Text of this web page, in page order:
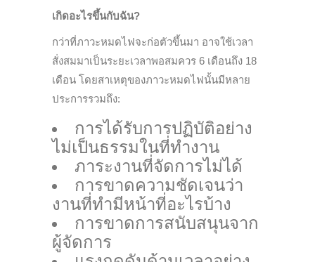
เกิดอะไรขึ้นกับฉัน?
กว่าที่ภาวะหมดไฟจะก่อตัวขึ้นมา อาจใช้เวลา
สั่งสมมาเป็นระยะเวลาพอสมควร 6 เดือนถึง 18
เดือน โดยสาเหตุของภาวะหมดไฟนั้นมีหลาย
ประการรวมถึง:
การได้รับการปฏิบัติอย่าง
ไม่เป็นธรรมในที่ทำงาน
ภาระงานที่จัดการไม่ได้
การขาดความชัดเจนว่า
งานที่ทำมีหน้าที่อะไรบ้าง
การขาดการสนับสนุนจาก
ผู้จัดการ